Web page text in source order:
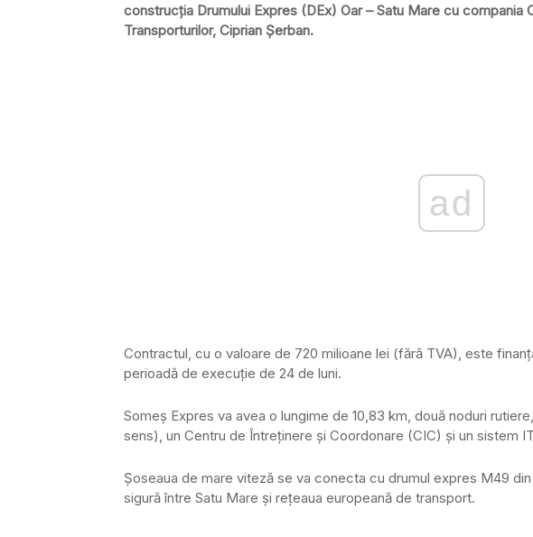
construcția Drumului Expres (DEx) Oar – Satu Mare cu compania
Transporturilor, Ciprian Șerban.
ad
Contractul, cu o valoare de 720 milioane lei (fără TVA), este
perioadă de execuție de 24 de luni.
Someș Expres va avea o lungime de 10,83 km, două noduri
sens), un Centru de Întreținere și Coordonare (CIC) și un sistem
Șoseaua de mare viteză se va conecta cu drumul expres M49
sigură între Satu Mare și rețeaua europeană de transport.